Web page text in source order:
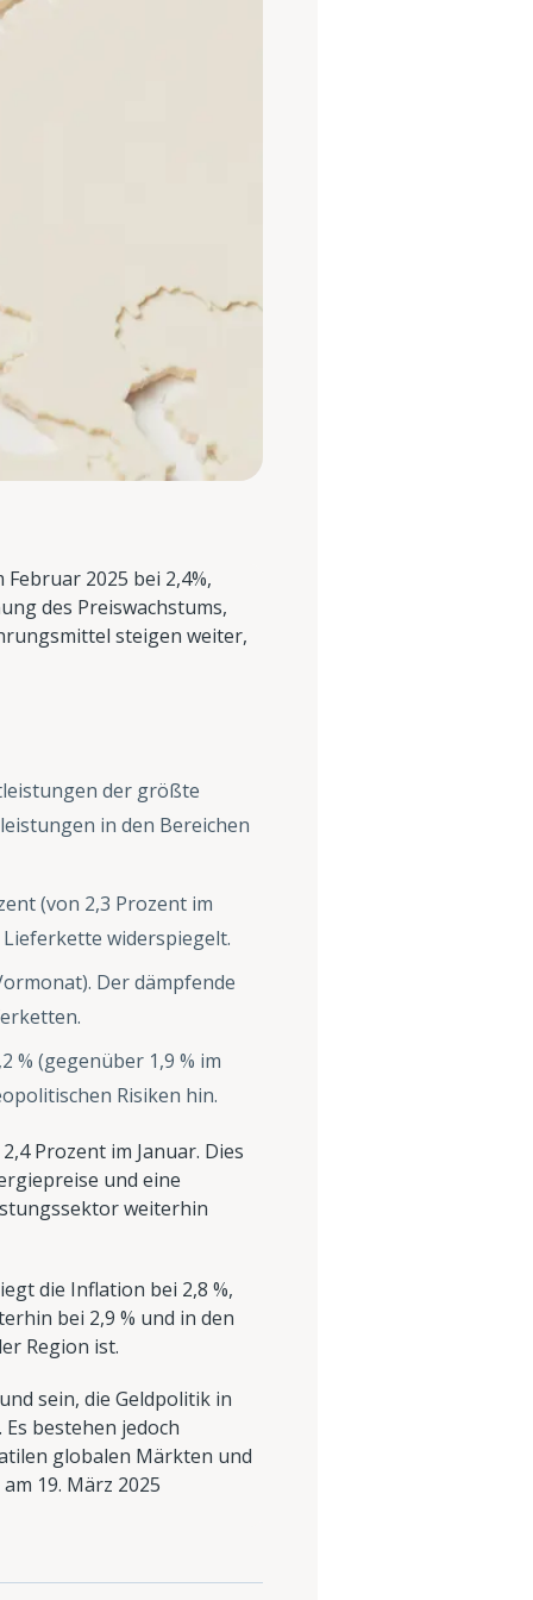
2025 bei 2,4%,
des Preiswachstums,
steigen weiter,
der größte
in den Bereichen
(von 2,3 Prozent im
widerspiegelt.
Der dämpfende
% (gegenüber 1,9 % im
Risiken hin.
Prozent im Januar. Dies
und eine
weiterhin
die Inflation bei 2,8 %,
bei 2,9 % und in den
Region ist.
sein, die Geldpolitik in
bestehen jedoch
globalen Märkten und
19. März 2025